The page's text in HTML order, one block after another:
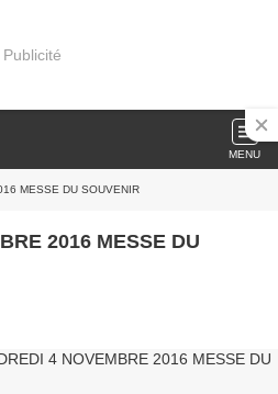
Publicité
MENU
MESSE DU SOUVENIR
2016 MESSE DU